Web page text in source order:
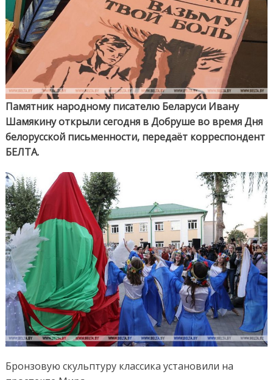
Памятник народному писателю Беларуси Ивану
Шамякину открыли сегодня в Добруше во время Дня
белорусской письменности, передаёт корреспондент
БЕЛТА.
Бронзовую скульптуру классика установили на